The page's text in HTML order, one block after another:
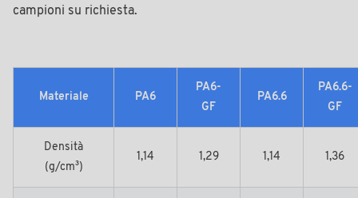
campioni su richiesta.
Materiale PA6
PA6-
GF
PA6.6
PA6.6-
GF
Densità
(g/cm³)
1,14 1,29 1,14 1,36